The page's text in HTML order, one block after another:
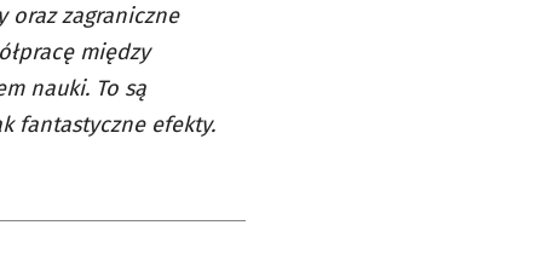
oraz zagraniczne
między
nauki. To są
fantastyczne efekty.